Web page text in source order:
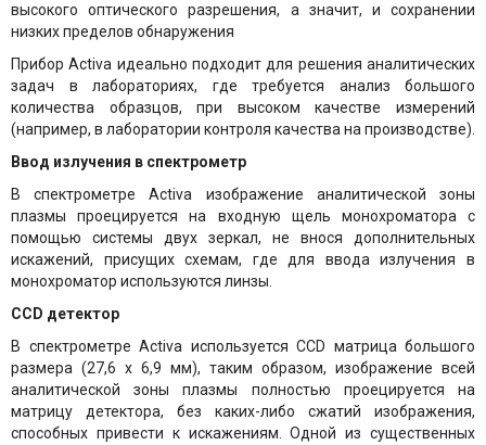
высокого оптического разрешения, а значит, и сохранении
низких пределов обнаружения
Прибор Activa идеально подходит для решения аналитических
задач в лабораториях, где требуется анализ большого
количества образцов, при высоком качестве измерений
(например, в лаборатории контроля качества на производстве).
Ввод излучения в спектрометр
В спектрометре Activa изображение аналитической зоны
плазмы проецируется на входную щель монохроматора с
помощью системы двух зеркал, не внося дополнительных
искажений, присущих схемам, где для ввода излучения в
монохроматор используются линзы.
CCD детектор
В спектрометре Activa используется CCD матрица большого
размера (27,6 х 6,9 мм), таким образом, изображение всей
аналитической зоны плазмы полностью проецируется на
матрицу детектора, без каких-либо сжатий изображения,
способных привести к искажениям. Одной из существенных